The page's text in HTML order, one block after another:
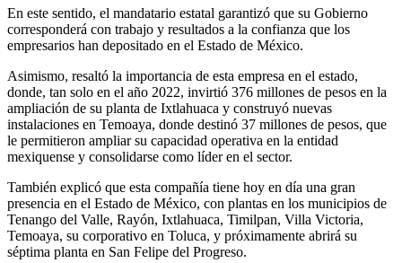
En este sentido, el mandatario estatal garantizó que su Gobierno
corresponderá con trabajo y resultados a la confianza que los
empresarios han depositado en el Estado de México.
Asimismo, resaltó la importancia de esta empresa en el estado,
donde, tan solo en el año 2022, invirtió 376 millones de pesos en la
ampliación de su planta de Ixtlahuaca y construyó nuevas
instalaciones en Temoaya, donde destinó 37 millones de pesos, que
le permitieron ampliar su capacidad operativa en la entidad
mexiquense y consolidarse como líder en el sector.
También explicó que esta compañía tiene hoy en día una gran
presencia en el Estado de México, con plantas en los municipios de
Tenango del Valle, Rayón, Ixtlahuaca, Timilpan, Villa Victoria,
Temoaya, su corporativo en Toluca, y próximamente abrirá su
séptima planta en San Felipe del Progreso.